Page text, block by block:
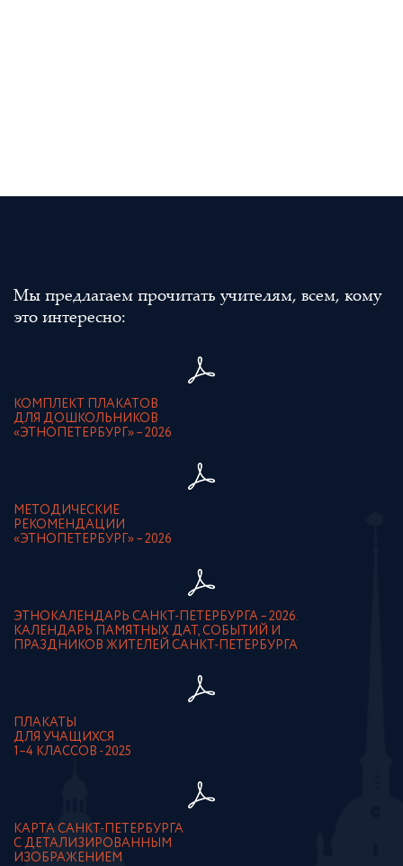
Мы предлагаем прочитать учителям, всем, кому
это интересно:
КОМПЛЕКТ ПЛАКАТОВ
ДЛЯ ДОШКОЛЬНИКОВ
«ЭТНОПЕТЕРБУРГ» – 2026
МЕТОДИЧЕСКИЕ
РЕКОМЕНДАЦИИ
«ЭТНОПЕТЕРБУРГ» – 2026
ЭТНОКАЛЕНДАРЬ САНКТ-ПЕТЕРБУРГА – 2026.
КАЛЕНДАРЬ ПАМЯТНЫХ ДАТ, СОБЫТИЙ И
ПРАЗДНИКОВ ЖИТЕЛЕЙ САНКТ-ПЕТЕРБУРГА
ПЛАКАТЫ
ДЛЯ УЧАЩИХСЯ
1–4 КЛАССОВ - 2025
КАРТА САНКТ-ПЕТЕРБУРГА
С ДЕТАЛИЗИРОВАННЫМ
ИЗОБРАЖЕНИЕМ